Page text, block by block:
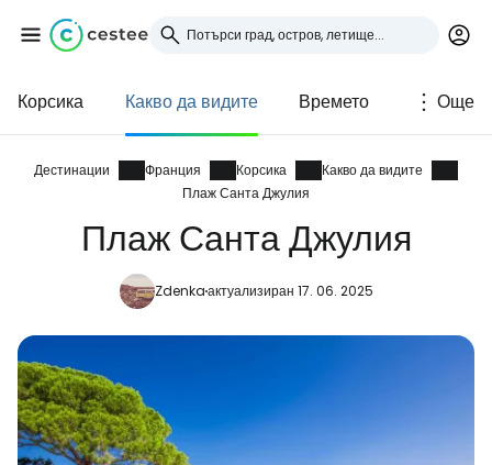
Корсика Какво да видите Времето Още
Дестинации Франция Корсика
Какво да видите
Плаж Санта Джулия
Плаж Санта Джулия
Zdenkaактуализиран 17. 06. 2025
Влезте в Cestee
... световната общност на туристите
Продължете с Google
Продължете с Facebook
Продължете с имейл